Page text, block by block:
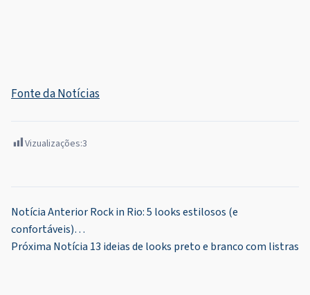
Fonte da Notícias
Vizualizações:3
Navegação
de
Notícia AnteriorRock in Rio: 5 looks estilosos (e
confortáveis)…
Próxima Notícia 13 ideias de looks preto e branco com listras